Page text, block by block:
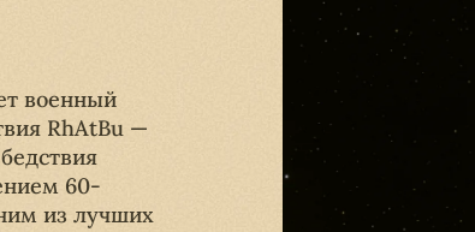
военный
RhAtBu —
60-
из лучших